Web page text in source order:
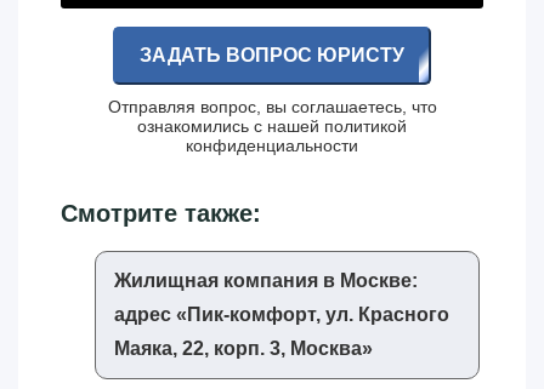
ЗАДАТЬ ВОПРОС ЮРИСТУ
Отправляя вопрос, вы соглашаетесь, что
ознакомились с нашей политикой
конфиденциальности
Смотрите также:
Жилищная компания в Москве:
адрес «‎Пик-комфорт, ул. Красного
Маяка, 22, корп. 3, Москва»‎